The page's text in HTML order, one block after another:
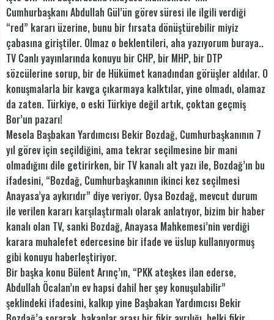
Cumhurbaşkanı Abdullah Gül’ün görev süresi ile ilgili verdiği
“red” kararı üzerine, bunu bir fırsata dönüştürebilir miyiz
çabasına giriştiler. Olmaz o beklentileri, aha yazıyorum buraya..
TV Canlı yayınlarında konuyu bir CHP, bir MHP, bir DTP
sözcülerine sorup, bir de Hükümet kanadından görüşler aldılar. O
konuşmalarla bir kavga çıkarmaya kalktılar, yine olmadı, olamaz
da zaten. Türkiye, o eski Türkiye değil artık, çoktan geçmiş
Bor’un pazarı!
Mesela Başbakan Yardımcısı Bekir Bozdağ, Cumhurbaşkanının 7
yıl görev için seçildiğini, ama tekrar seçilmesine bir mani
olmadığını dile getirirken, bir TV kanalı alt yazı ile, Bozdağ’ın bu
ifadesini, “Bozdağ, Cumhurbaşkanının ikinci kez seçilmesi
Anayasa’ya aykırıdır” diye veriyor. Oysa Bozdağ, mevcut durum
ile verilen kararı karşılaştırmalı olarak anlatıyor, bizim bir haber
kanalı olan TV, sanki Bozdağ, Anayasa Mahkemesi’nin verdiği
karara muhalefet edercesine bir ifade ve üslup kullanıyormuş
gibi konuyu haberleştiriyor.
Bir başka konu Bülent Arınç’ın, “PKK ateşkes ilan ederse,
Abdullah Öcalan’ın ev hapsi dahil her şey konuşulabilir”
şeklindeki ifadesini, kalkıp yine Başbakan Yardımcısı Bekir